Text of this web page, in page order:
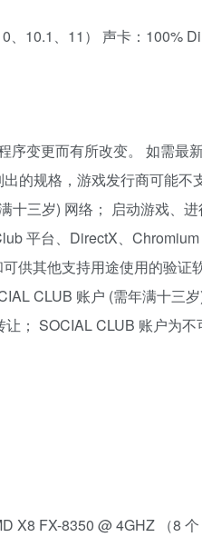
、10.1、11） 声卡：100%
序变更而有所改变。 如需最
的规格，游戏发行商可能不
三岁) 网络； 启动游戏、
平台、DirectX、
供其他支持用途使用的验证
CLUB 账户 (需年满十三
； SOCIAL CLUB 账户为
X8 FX-8350 @ 4GHZ （8 个